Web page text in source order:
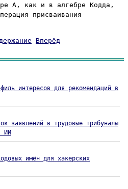
A, как и в алгебре Кодда,
присваивания
Вперёд
интересов для рекомендаций в
заявлений в трудовые трибуналы
ИИ
имён для хакерских